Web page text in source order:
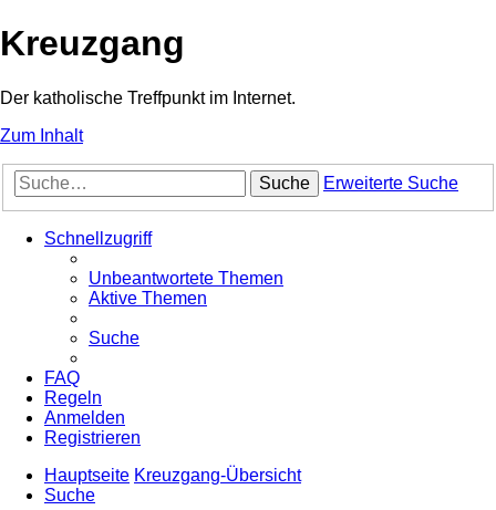
Kreuzgang
Der katholische Treffpunkt im Internet.
Zum Inhalt
Suche Erweiterte Suche
Schnellzugriff
Unbeantwortete Themen
Aktive Themen
Suche
FAQ
Regeln
Anmelden
Registrieren
Hauptseite Kreuzgang-Übersicht
Suche